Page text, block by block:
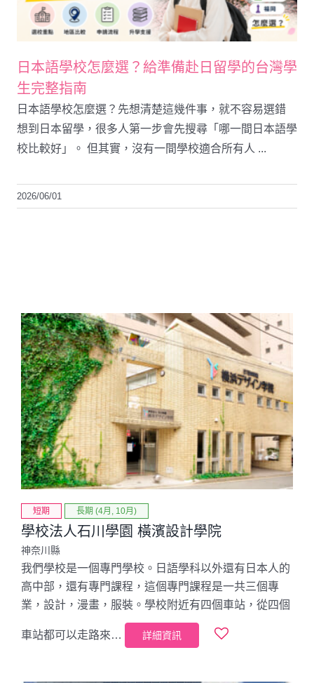
日本語學校怎麼選？給準備赴日留學的台灣學
生完整指南
日本語學校怎麼選？先想清楚這幾件事，就不容易選錯
想到日本留學，很多人第一步會先搜尋「哪一間日本語學
校比較好」。 但其實，沒有一間學校適合所有人 ...
2026/06/01
短期 長期 (4月, 10月)
學校法人石川學園 橫濱設計學院
神奈川縣
我們學校是一個專門學校。日語學科以外還有日本人的
高中部，還有專門課程，這個專門課程是一共三個專
業，設計，漫畫，服裝。學校附近有四個車站，從四個
車站都可以走路來… 詳細資訊